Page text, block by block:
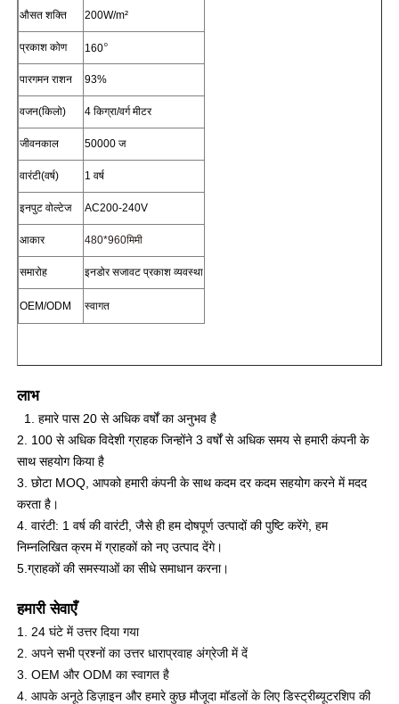
फैक्टरी यात्रा
गुणवत्ता नियंत्रण
हमसे संपर्क करें
समाचार
सभी मामलों
एलईडी मेष स्क्रीन
एलईडी मेष प्रदर्शन
पारदर्शी फिल्म स्क्रीन का नेतृत्व किया
पारदर्शी एलईडी डिस्प्ले
ड्रोन उड़ने वाली एलईडी स्क्रीन
होलोग्राफिक एलईडी स्क्रीन
औसत शक्ति 200W/m²
प्रकाश कोण 160°
पारगमन राशन 93%
वजन(किलो) 4 किग्रा/वर्ग मीटर
जीवनकाल 50000 ज
वारंटी(वर्ष) 1 वर्ष
इनपुट वोल्टेज AC200-240V
आकार 480*960मिमी
समारोह इनडोर सजावट प्रकाश व्यवस्था
OEM/ODM स्वागत
लाभ
1. हमारे पास 20 से अधिक वर्षों का अनुभव है
2. 100 से अधिक विदेशी ग्राहक जिन्होंने 3 वर्षों से अधिक समय से हमारी कंपनी के
साथ सहयोग किया है
3. छोटा MOQ, आपको हमारी कंपनी के साथ कदम दर कदम सहयोग करने में मदद
करता है।
4. वारंटी: 1 वर्ष की वारंटी, जैसे ही हम दोषपूर्ण उत्पादों की पुष्टि करेंगे, हम
निम्नलिखित क्रम में ग्राहकों को नए उत्पाद देंगे।
5.ग्राहकों की समस्याओं का सीधे समाधान करना।
हमारी सेवाएँ
1. 24 घंटे में उत्तर दिया गया
2. अपने सभी प्रश्नों का उत्तर धाराप्रवाह अंग्रेजी में दें
3. OEM और ODM का स्वागत है
4. आपके अनूठे डिज़ाइन और हमारे कुछ मौजूदा मॉडलों के लिए डिस्ट्रीब्यूटरशिप की